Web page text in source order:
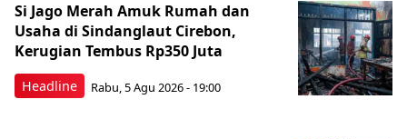
Headline
Si Jago Merah Amuk Rumah dan
Usaha di Sindanglaut Cirebon,
Kerugian Tembus Rp350 Juta
Rabu, 5 Agu 2026 - 19:00